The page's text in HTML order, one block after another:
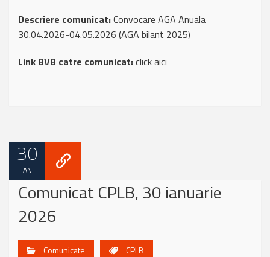
Descriere comunicat:Convocare AGA Anuala
30.04.2026-04.05.2026 (AGA bilant 2025)
Link BVB catre comunicat:click aici
30
IAN.
Comunicat CPLB, 30 ianuarie
2026
Comunicate CPLB